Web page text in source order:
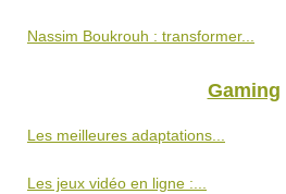
Nassim Boukrouh : transformer...
Gaming
Les meilleures adaptations...
Les jeux vidéo en ligne :...